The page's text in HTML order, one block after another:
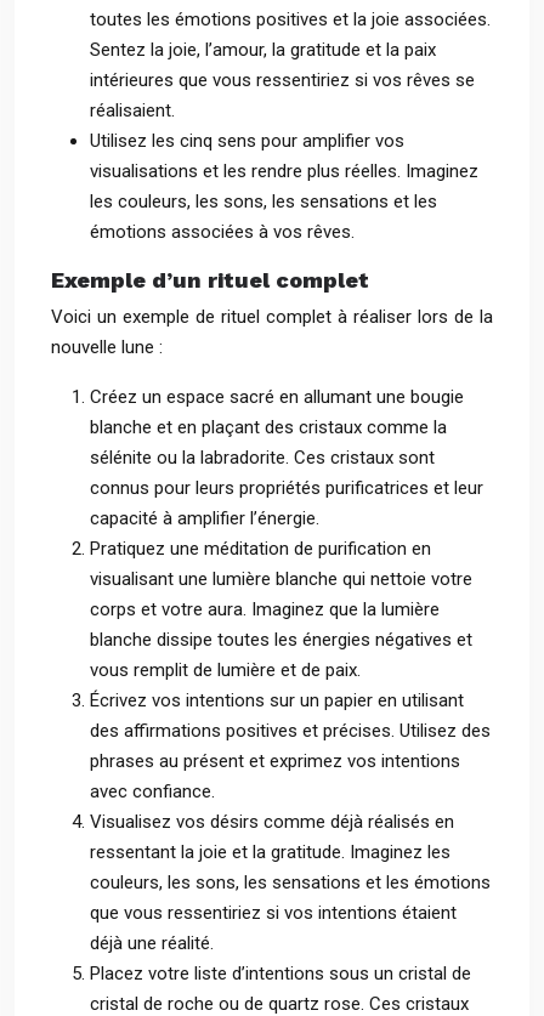
toutes les émotions positives et la joie associées.
Sentez la joie, l’amour, la gratitude et la paix
intérieures que vous ressentiriez si vos rêves se
réalisaient.
Utilisez les cinq sens pour amplifier vos
visualisations et les rendre plus réelles. Imaginez
les couleurs, les sons, les sensations et les
émotions associées à vos rêves.
Exemple d’un rituel complet
Voici un exemple de rituel complet à réaliser lors de la
nouvelle lune :
Créez un espace sacré en allumant une bougie
blanche et en plaçant des cristaux comme la
sélénite ou la labradorite. Ces cristaux sont
connus pour leurs propriétés purificatrices et leur
capacité à amplifier l’énergie.
Pratiquez une méditation de purification en
visualisant une lumière blanche qui nettoie votre
corps et votre aura. Imaginez que la lumière
blanche dissipe toutes les énergies négatives et
vous remplit de lumière et de paix.
Écrivez vos intentions sur un papier en utilisant
des affirmations positives et précises. Utilisez des
phrases au présent et exprimez vos intentions
avec confiance.
Visualisez vos désirs comme déjà réalisés en
ressentant la joie et la gratitude. Imaginez les
couleurs, les sons, les sensations et les émotions
que vous ressentiriez si vos intentions étaient
déjà une réalité.
Placez votre liste d’intentions sous un cristal de
cristal de roche ou de quartz rose. Ces cristaux